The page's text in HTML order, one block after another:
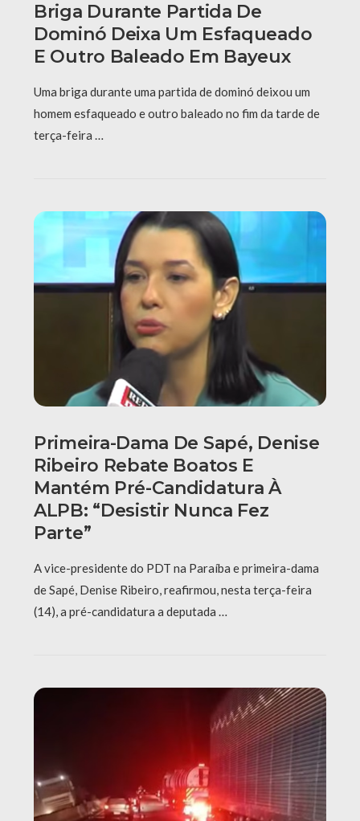
Briga Durante Partida De
Dominó Deixa Um Esfaqueado
E Outro Baleado Em Bayeux
Uma briga durante uma partida de dominó deixou um
homem esfaqueado e outro baleado no fim da tarde de
terça-feira …
Primeira-Dama De Sapé, Denise
Ribeiro Rebate Boatos E
Mantém Pré-Candidatura À
ALPB: “Desistir Nunca Fez
Parte”
A vice-presidente do PDT na Paraíba e primeira-dama
de Sapé, Denise Ribeiro, reafirmou, nesta terça-feira
(14), a pré-candidatura a deputada …